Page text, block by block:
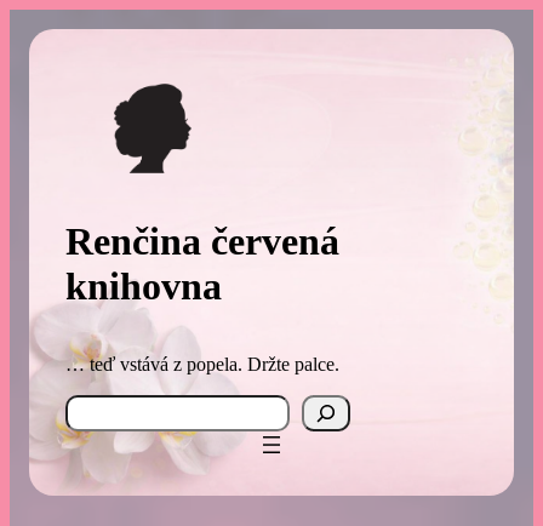
Renčina červená
knihovna
… teď vstává z popela. Držte palce.
Search